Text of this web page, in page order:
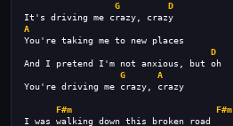
G
D
It's driving me crazy, crazy
A
You're taking me to new places
D
And I pretend I'm not anxious, but oh
G
A
You're driving me crazy, crazy
F#m F#m
I was walking down this broken road